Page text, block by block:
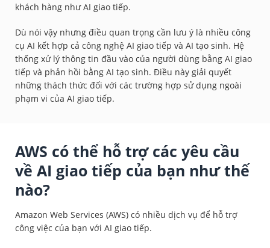
khách hàng như AI giao tiếp.
Dù nói vậy nhưng điều quan trọng cần lưu ý là nhiều công
cụ AI kết hợp cả công nghệ AI giao tiếp và AI tạo sinh. Hệ
thống xử lý thông tin đầu vào của người dùng bằng AI giao
tiếp và phản hồi bằng AI tạo sinh. Điều này giải quyết
những thách thức đối với các trường hợp sử dụng ngoài
phạm vi của AI giao tiếp.
AWS có thể hỗ trợ các yêu cầu
về AI giao tiếp của bạn như thế
nào?
Amazon Web Services (AWS) có nhiều dịch vụ để hỗ trợ
công việc của bạn với AI giao tiếp.